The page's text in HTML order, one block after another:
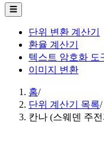
☰
단위 변환 계산기
환율 계산기
텍스트 암호화 도
이미지 변환
홈/
단위 계산기 목록/
칸나 (스웨덴 주